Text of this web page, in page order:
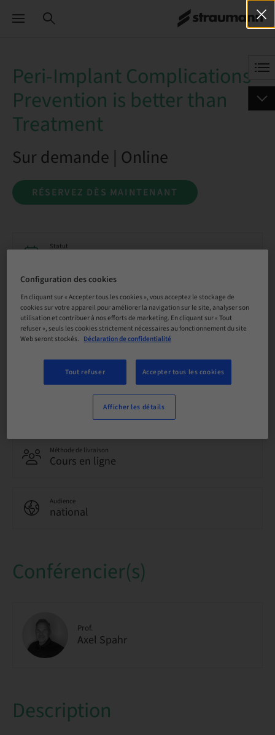
Peri-Implant Complications -
Prevention is better than
Treatment
Sur demande | Online
RÉSERVEZ DÈS MAINTENANT
Statut
Date limite d’inscription
27. mars 2030 (UTC+10)
Anglais
Méthode de livraison
Cours en ligne
Audience
national
Conférencier(s)
Prof.
Axel Spahr
Description
Configuration des cookies
En cliquant sur « Accepter tous les cookies », vous acceptez le stockage de
cookies sur votre appareil pour améliorer la navigation sur le site, analyser son
utilisation et contribuer à nos efforts de marketing. En cliquant sur « Tout
refuser », seuls les cookies strictement nécessaires au fonctionnement du site
Web seront stockés. Déclaration de confidentialité
Tout refuser Accepter tous les cookies
Afficher les détails